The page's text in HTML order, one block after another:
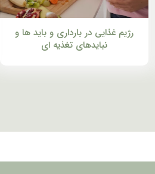
رژیم غذایی در بارداری و باید ها و
نبایدهای تغذیه ای